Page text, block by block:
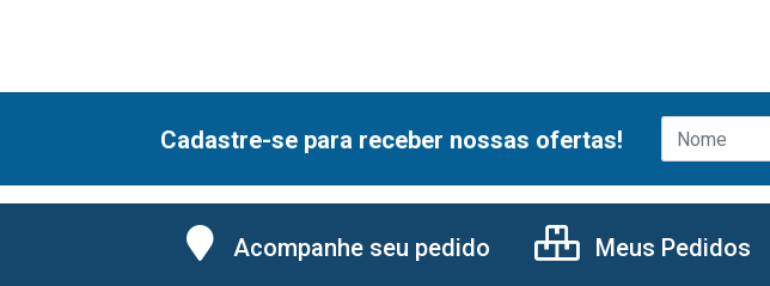
Cadastre-se para receber nossas ofertas!
Acompanhe seu pedido Meus Pedidos